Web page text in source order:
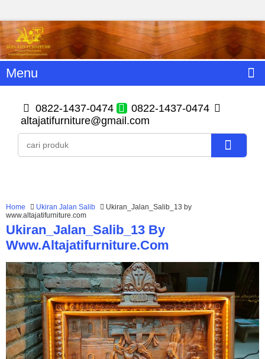
Menu
0822-1437-0474
0822-1437-0474
altajatifurniture@gmail.com
Home Ukiran Jalan Salib
Ukiran_Jalan_Salib_13 by
www.altajatifurniture.com
Ukiran_Jalan_Salib_13 By
Www.altajatifurniture.com